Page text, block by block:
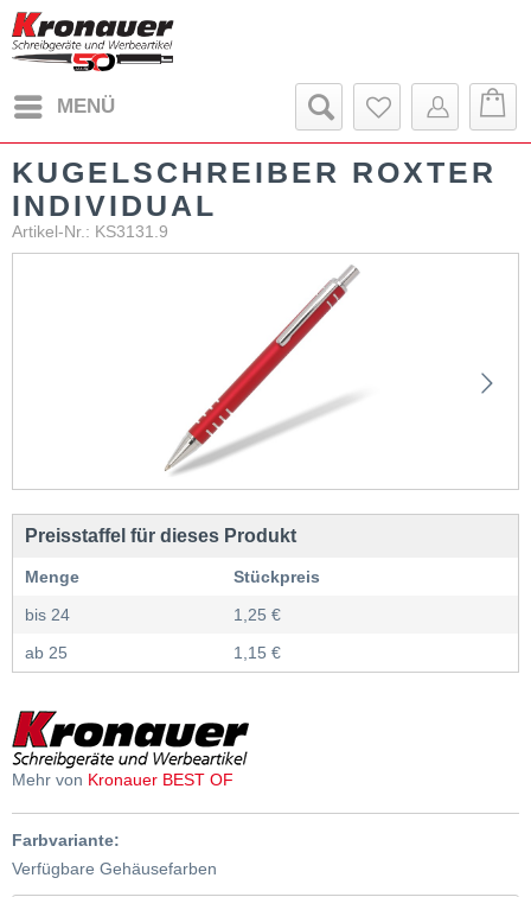
MENÜ
KUGELSCHREIBER ROXTER
INDIVIDUAL
Artikel-Nr.: KS3131.9
Preisstaffel für dieses Produkt
Menge
Stückpreis
bis 24
1,25 €
ab 25 1,15 €
Mehr von Kronauer BEST OF
Farbvariante:
Verfügbare Gehäusefarben